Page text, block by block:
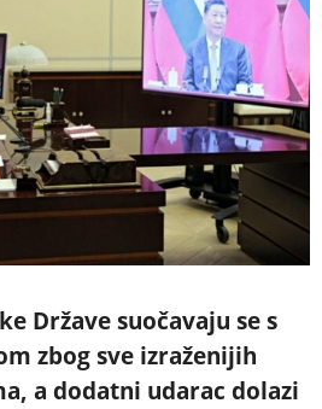
Države suočavaju se s
zbog sve izraženijih
a dodatni udarac dolazi